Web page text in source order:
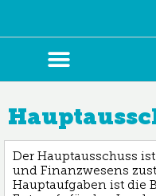
springen
Der Hauptausschuss
und Finanzwesens
Hauptaufgaben ist die